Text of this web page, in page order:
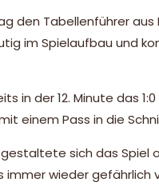
den Tabellenführer
im Spielaufbau und
in der 12. Minute das
einem Pass in die
sich das Spiel
wieder gefährlich